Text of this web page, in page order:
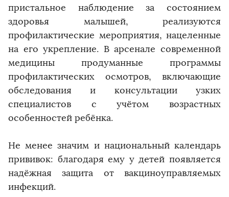
пристальное наблюдение за состоянием
здоровья малышей, реализуются
профилактические мероприятия, нацеленные
на его укрепление. В арсенале современной
медицины продуманные программы
профилактических осмотров, включающие
обследования и консультации узких
специалистов с учётом возрастных
особенностей ребёнка.
Не менее значим и национальный календарь
прививок: благодаря ему у детей появляется
надёжная защита от вакциноуправляемых
инфекций.